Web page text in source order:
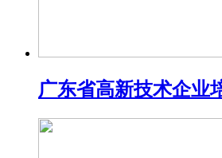
广东省高新技术企业